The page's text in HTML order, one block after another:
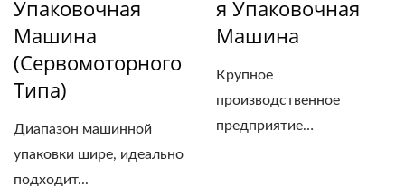
Упаковочная
Машина
(сервомоторного
Типа)
Диапазон машинной
упаковки шире, идеально
подходит...
Я Упаковочная
Машина
Крупное
производственное
предприятие